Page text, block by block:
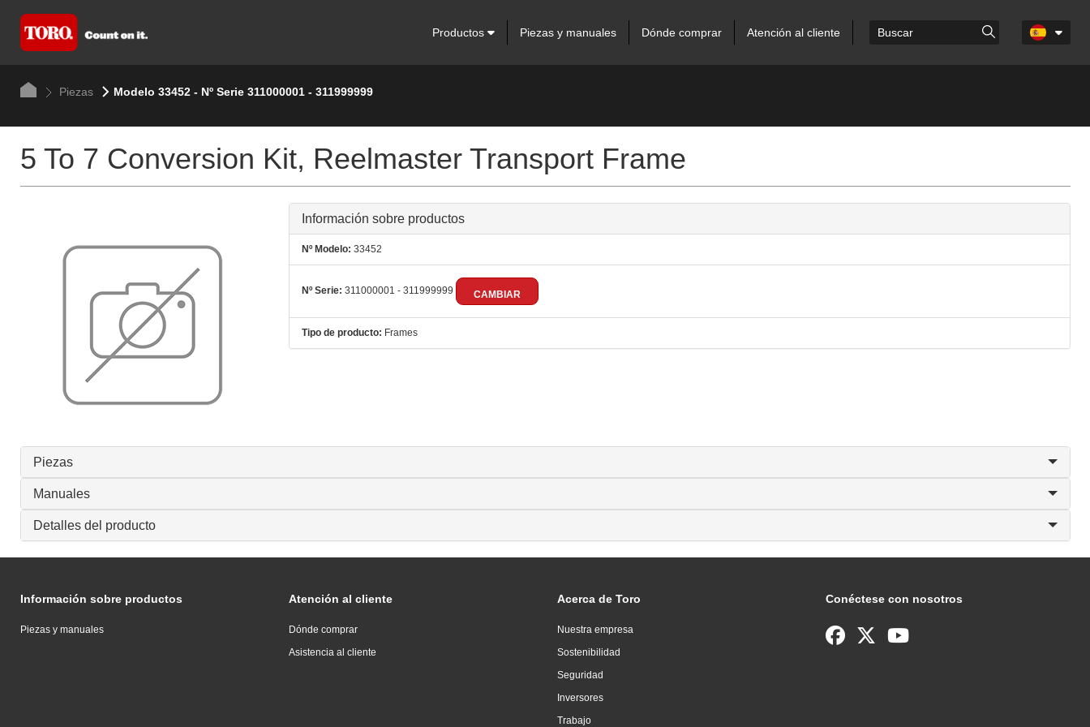
Productos Piezas y manuales Dónde comprar Atención al cliente
Piezas Modelo 33452 - Nº Serie 311000001 - 311999999
5 To 7 Conversion Kit, Reelmaster Transport Frame
Información sobre productos
Nº Modelo: 33452
Nº Serie: 311000001 - 311999999 CAMBIAR
Tipo de producto: Frames
Piezas
Manuales
Detalles del producto
Información sobre productos
Piezas y manuales
Atención al cliente
Dónde comprar
Asistencia al cliente
Acerca de Toro
Nuestra empresa
Sostenibilidad
Seguridad
Inversores
Trabajo
Conéctese con nosotros